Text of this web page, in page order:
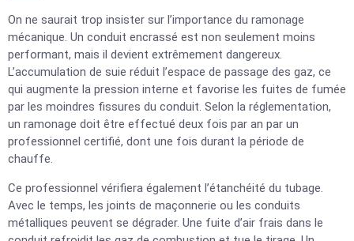
On ne saurait trop insister sur l’importance du ramonage
mécanique. Un conduit encrassé est non seulement moins
performant, mais il devient extrêmement dangereux.
L’accumulation de suie réduit l’espace de passage des gaz, ce
qui augmente la pression interne et favorise les fuites de fumée
par les moindres fissures du conduit. Selon la réglementation,
un ramonage doit être effectué deux fois par an par un
professionnel certifié, dont une fois durant la période de
chauffe.
Ce professionnel vérifiera également l’étanchéité du tubage.
Avec le temps, les joints de maçonnerie ou les conduits
métalliques peuvent se dégrader. Une fuite d’air frais dans le